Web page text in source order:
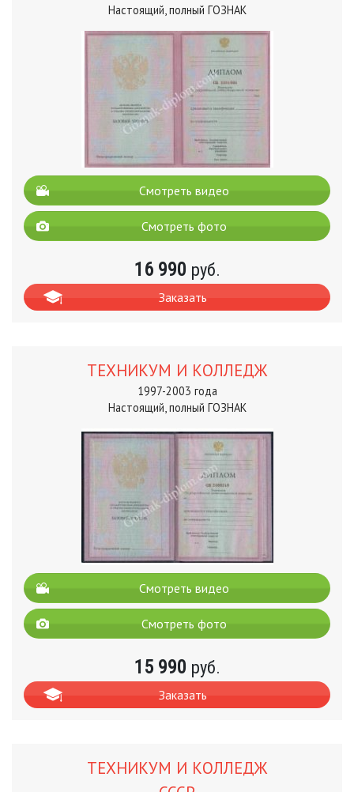
Настоящий, полный ГОЗНАК
Смотреть видео
Смотреть фото
16 990 руб.
Заказать
ТЕХНИКУМ И КОЛЛЕДЖ
1997-2003 года
Настоящий, полный ГОЗНАК
Смотреть видео
Смотреть фото
15 990 руб.
Заказать
ТЕХНИКУМ И КОЛЛЕДЖ